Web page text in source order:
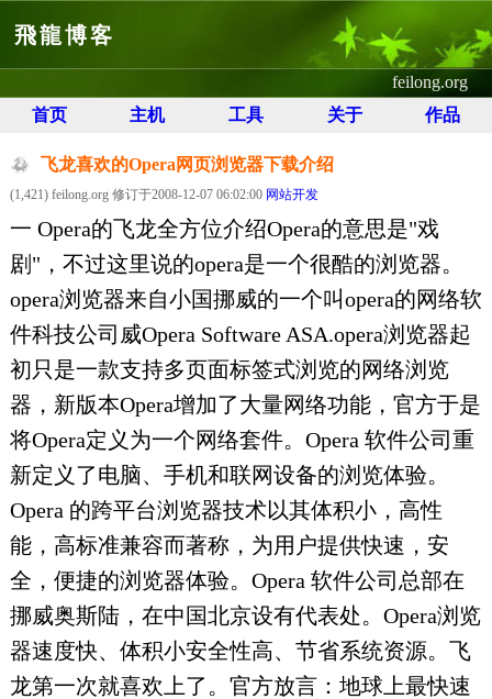
飛龍博客
feilong.org
首页
主机 工具 关于 作品
飞龙喜欢的Opera网页浏览器下载介绍
(1,421) feilong.org 修订于2008-12-07 06:02:00 网站开发
一 Opera的飞龙全方位介绍Opera的意思是"戏
剧"，不过这里说的opera是一个很酷的浏览器。
opera浏览器来自小国挪威的一个叫opera的网络软
件科技公司威Opera Software ASA.opera浏览器起
初只是一款支持多页面标签式浏览的网络浏览
器，新版本Opera增加了大量网络功能，官方于是
将Opera定义为一个网络套件。Opera 软件公司重
新定义了电脑、手机和联网设备的浏览体验。
Opera 的跨平台浏览器技术以其体积小，高性
能，高标准兼容而著称，为用户提供快速，安
全，便捷的浏览器体验。Opera 软件公司总部在
挪威奥斯陆，在中国北京设有代表处。Opera浏览
器速度快、体积小安全性高、节省系统资源。飞
龙第一次就喜欢上了。官方放言：地球上最快速